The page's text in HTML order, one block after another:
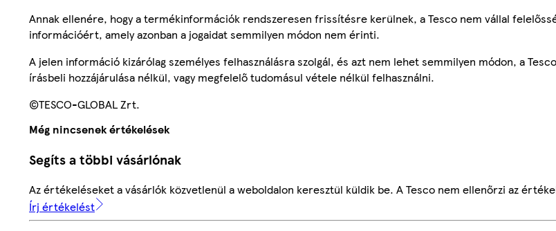
Annak ellenére, hogy a termékinformációk rendszeresen frissítésre kerülnek, a Tesco nem vállal
információért, amely azonban a jogaidat semmilyen módon nem érinti.
A jelen információ kizárólag személyes felhasználásra szolgál, és azt nem lehet semmilyen módon, a
írásbeli hozzájárulása nélkül, vagy megfelelő tudomásul vétele nélkül felhasználni.
©TESCO-GLOBAL Zrt.
Még nincsenek értékelések
Segíts a többi vásárlónak
Az értékeléseket a vásárlók közvetlenül a weboldalon keresztül küldik be. A Tesco nem ellenőrzi az
Írj értékelést